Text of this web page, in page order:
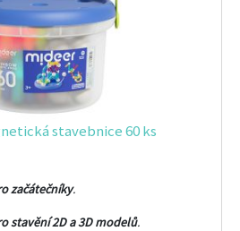
stavebnice 60 ks
začátečníky.
stavění 2D a 3D modelů.